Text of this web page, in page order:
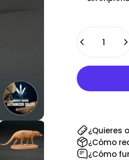
Cantidad
¿Quieres
¿Cómo
¿Cómo